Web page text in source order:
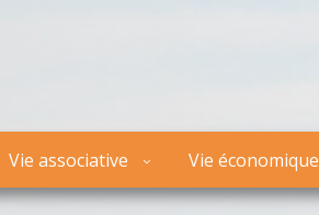
Vie associative Vie économique